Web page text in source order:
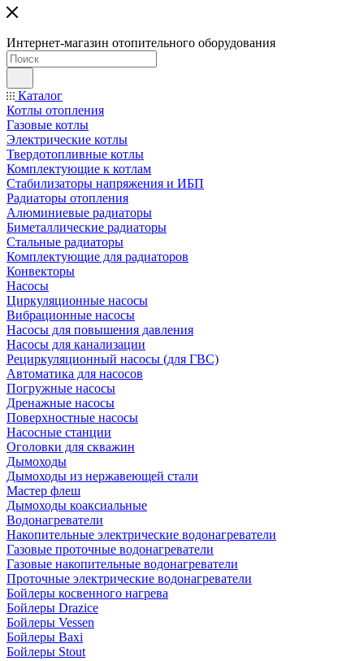
Интернет-магазин отопительного оборудования
Каталог
Котлы отопления
Газовые котлы
Электрические котлы
Твердотопливные котлы
Комплектующие к котлам
Стабилизаторы напряжения и ИБП
Радиаторы отопления
Алюминиевые радиаторы
Биметаллические радиаторы
Стальные радиаторы
Комплектующие для радиаторов
Конвекторы
Насосы
Циркуляционные насосы
Вибрационные насосы
Насосы для повышения давления
Насосы для канализации
Рециркуляционный насосы (для ГВС)
Автоматика для насосов
Погружные насосы
Дренажные насосы
Поверхностные насосы
Насосные станции
Оголовки для скважин
Дымоходы
Дымоходы из нержавеющей стали
Мастер флеш
Дымоходы коаксиальные
Водонагреватели
Накопительные электрические водонагреватели
Газовые проточные водонагреватели
Газовые накопительные водонагреватели
Проточные электрические водонагреватели
Бойлеры косвенного нагрева
Бойлеры Drazice
Бойлеры Vessen
Бойлеры Baxi
Бойлеры Stout